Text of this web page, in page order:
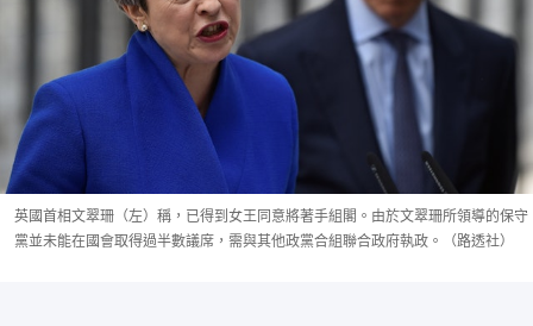
英國首相文翠珊（左）稱，已得到女王同意將著手組閣。由於文翠珊所領導的保守
黨並未能在國會取得過半數議席，需與其他政黨合組聯合政府執政。（路透社）